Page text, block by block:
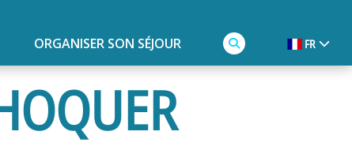
ORGANISER SON SÉJOUR FR